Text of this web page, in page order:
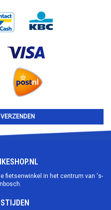
fietsenwinkel in het centrum van 's-